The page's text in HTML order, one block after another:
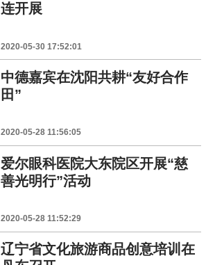
连开展
2020-05-30 17:52:01
中德嘉宾在沈阳共耕“友好合作
田”
2020-05-28 11:56:05
爱尔眼科医院大东院区开展“慈
善光明行”活动
2020-05-28 11:52:29
辽宁省文化旅游商品创意培训在